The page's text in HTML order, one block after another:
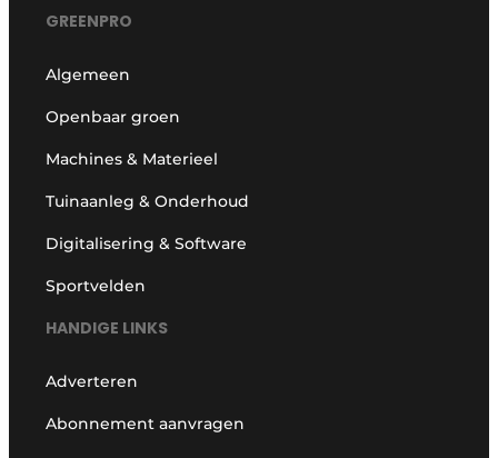
GREENPRO
Algemeen
Openbaar groen
Machines & Materieel
Tuinaanleg & Onderhoud
Digitalisering & Software
Sportvelden
HANDIGE LINKS
Adverteren
Abonnement aanvragen